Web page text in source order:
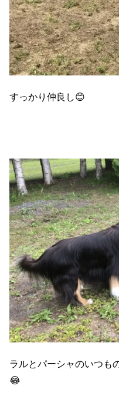
すっかり仲良し😊
ラルとパーシャのいつも
😂